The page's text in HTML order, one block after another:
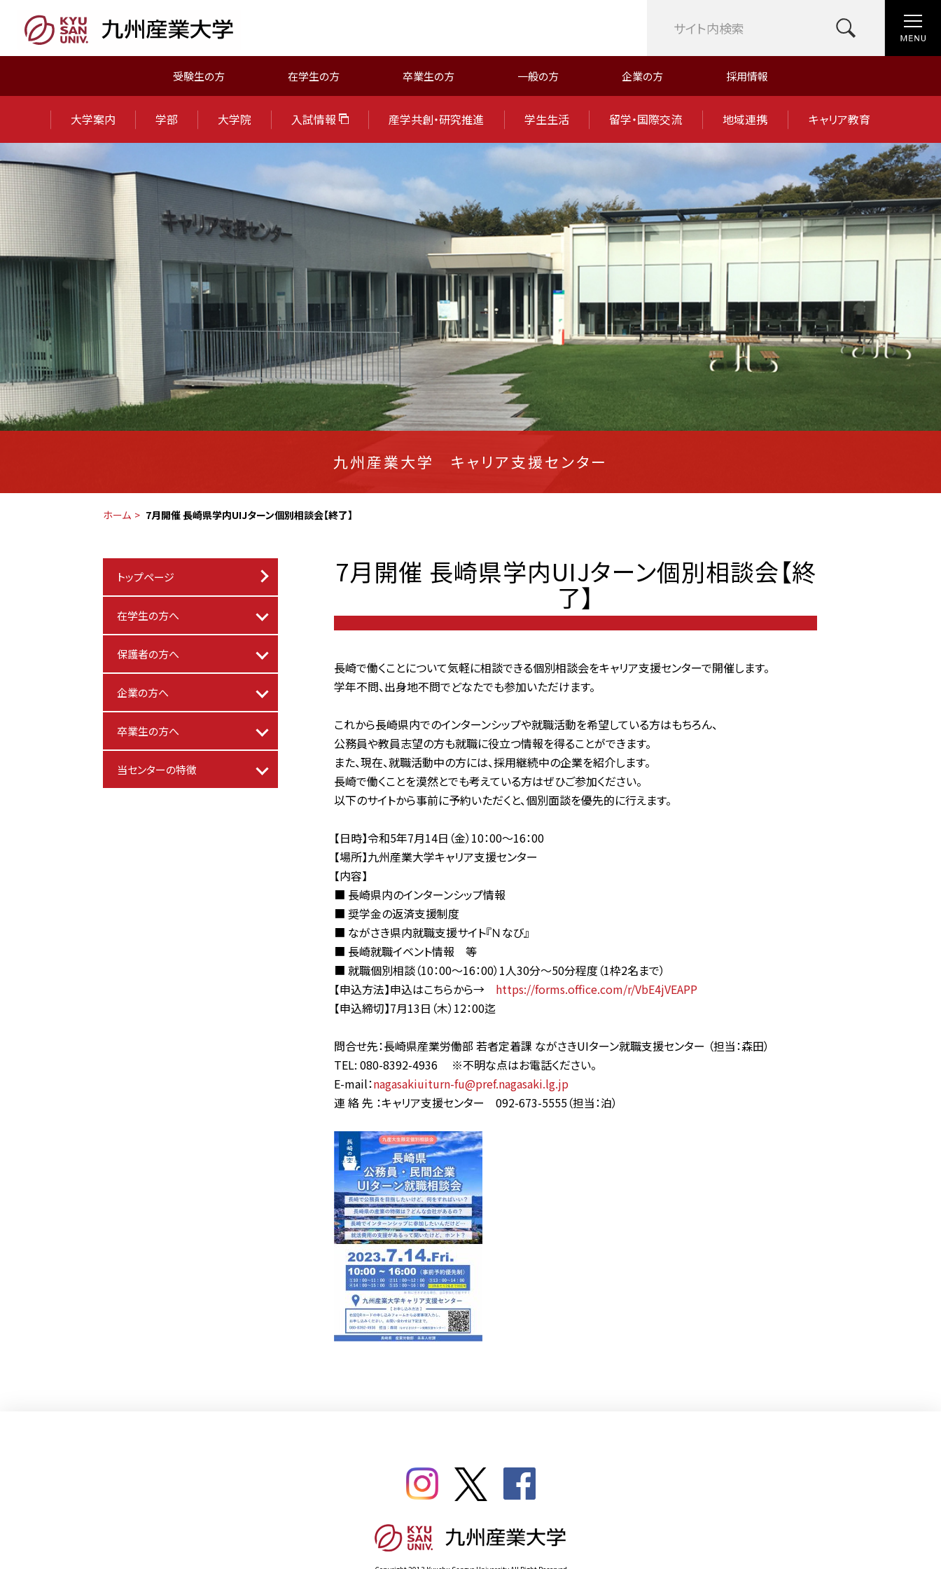
受験生の方 在学生の方 卒業生の方 一般の方 企業の方 採用情報
大学案内 学部 大学院 入試情報 産学共創・研究推進 学生生活 留学・国際交流 地域連携 キャリア教育
九州産業大学 キャリア支援センター
ホーム 7月開催 長崎県学内UIJターン個別相談会【終了】
7月開催 長崎県学内UIJターン個別相談会【終
了】
長崎で働くことについて気軽に相談できる個別相談会をキャリア支援センターで開催します。
学年不問、出身地不問でどなたでも参加いただけます。
これから長崎県内でのインターンシップや就職活動を希望している方はもちろん、
公務員や教員志望の方も就職に役立つ情報を得ることができます。
また、現在、就職活動中の方には、採用継続中の企業を紹介します。
長崎で働くことを漠然とでも考えている方はぜひご参加ください。
以下のサイトから事前に予約いただくと、個別面談を優先的に行えます。
【日時】令和5年7月14日（金）10：00～16：00
【場所】九州産業大学キャリア支援センター
【内容】
■ 長崎県内のインターンシップ情報
■ 奨学金の返済支援制度
■ ながさき県内就職支援サイト『Ｎなび』
■ 長崎就職イベント情報 等
■ 就職個別相談（10：00～16：00）1人30分～50分程度（1枠2名まで）
【申込方法】申込はこちらから→ https://forms.office.com/r/VbE4jVEAPP
【申込締切】7月13日（木）12：00迄
問合せ先：長崎県産業労働部 若者定着課 ながさきUIターン就職支援センター （担当：森田）
TEL: 080-8392-4936 ※不明な点はお電話ください。
E-mail：nagasakiuiturn-fu@pref.nagasaki.lg.jp
連 絡 先 ：キャリア支援センター 092-673-5555（担当：泊）
トップページ
在学生の方へ
保護者の方へ
企業の方へ
卒業生の方へ
当センターの特徴